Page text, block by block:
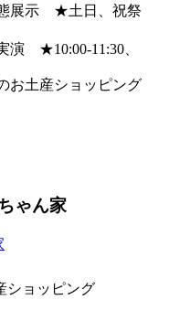
展示 ★土日、祝祭
演 ★10:00-11:30、
お土産ショッピング
ゃん家
ショッピング